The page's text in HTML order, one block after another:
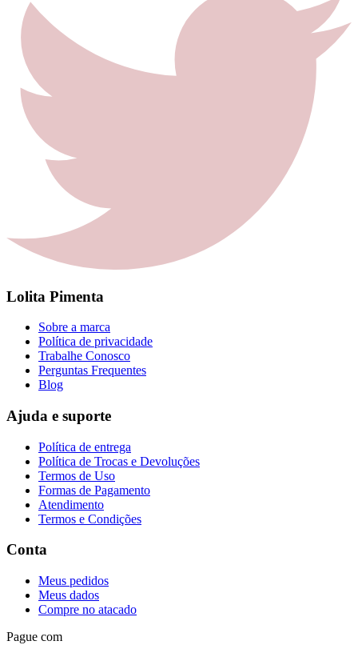
Lolita Pimenta
Sobre a marca
Política de privacidade
Trabalhe Conosco
Perguntas Frequentes
Blog
Ajuda e suporte
Política de entrega
Política de Trocas e Devoluções
Termos de Uso
Formas de Pagamento
Atendimento
Termos e Condições
Conta
Meus pedidos
Meus dados
Compre no atacado
Pague com